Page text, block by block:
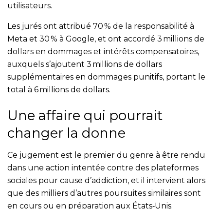
utilisateurs.
Les jurés ont attribué 70 % de la responsabilité à
Meta et 30 % à Google, et ont accordé 3 millions de
dollars en dommages et intérêts compensatoires,
auxquels s’ajoutent 3 millions de dollars
supplémentaires en dommages punitifs, portant le
total à 6 millions de dollars.
Une affaire qui pourrait
changer la donne
Ce jugement est le premier du genre à être rendu
dans une action intentée contre des plateformes
sociales pour cause d’addiction, et il intervient alors
que des milliers d’autres poursuites similaires sont
en cours ou en préparation aux États‑Unis.